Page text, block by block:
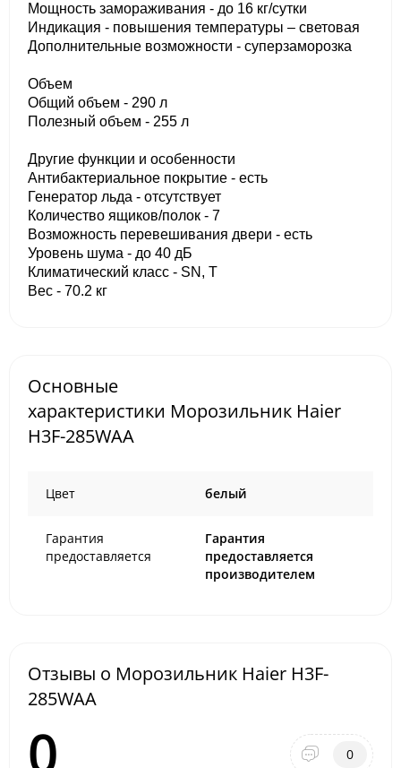
Мощность замораживания - до 16 кг/cутки
Индикация - повышения температуры – световая
Дополнительные возможности - суперзаморозка
Объем
Общий объем - 290 л
Полезный объем - 255 л
Другие функции и особенности
Антибактериальное покрытие - есть
Генератор льда - отсутствует
Количество ящиков/полок - 7
Возможность перевешивания двери - есть
Уровень шума - до 40 дБ
Климатический класс - SN, T
Вес - 70.2 кг
Основные
характеристики Морозильник Haier
H3F-285WAA
Цвет белый
Гарантия
предоставляется
Гарантия
предоставляется
производителем
Отзывы о Морозильник Haier H3F-
285WAA
0 0